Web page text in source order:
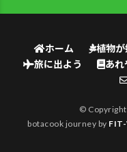
ホーム 植物が
旅に出よう
あれ
©
botacook journey by